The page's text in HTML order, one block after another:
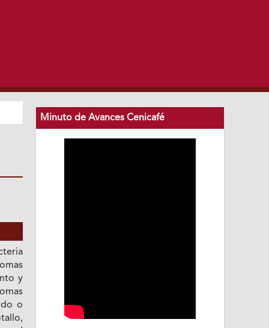
y
o
Minuto de Avances Cenicafé